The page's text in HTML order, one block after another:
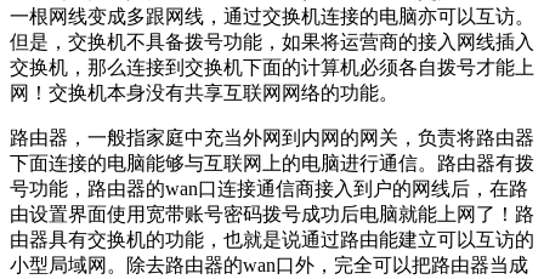
一根网线变成多跟网线，通过交换机连接的电脑亦可以互访。
但是，交换机不具备拨号功能，如果将运营商的接入网线插入
交换机，那么连接到交换机下面的计算机必须各自拨号才能上
网！交换机本身没有共享互联网网络的功能。
路由器，一般指家庭中充当外网到内网的网关，负责将路由器
下面连接的电脑能够与互联网上的电脑进行通信。路由器有拨
号功能，路由器的wan口连接通信商接入到户的网线后，在路
由设置界面使用宽带账号密码拨号成功后电脑就能上网了！路
由器具有交换机的功能，也就是说通过路由能建立可以互访的
小型局域网。除去路由器的wan口外，完全可以把路由器当成